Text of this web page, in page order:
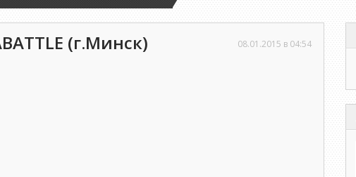
(г.Минск) 08.01.2015 в 04:54